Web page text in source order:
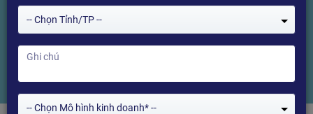
Tìm kiếm Sản phẩm
-- Chọn Tỉnh/TP --
-- Chọn Mô hình kinh doanh* --